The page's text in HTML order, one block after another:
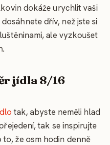
dokáže urychlit vaši
dřív, než jste si
ale vyzkoušet
jídla 8/16
tak, abyste neměli hlad
tak se inspirujte
že osm hodin denně